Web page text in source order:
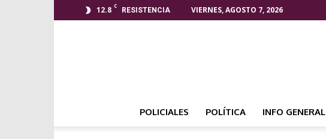
12.8 C
RESISTENCIA VIERNES, AGOSTO 7, 2026
POLICIALES POLÍTICA INFO GENERAL